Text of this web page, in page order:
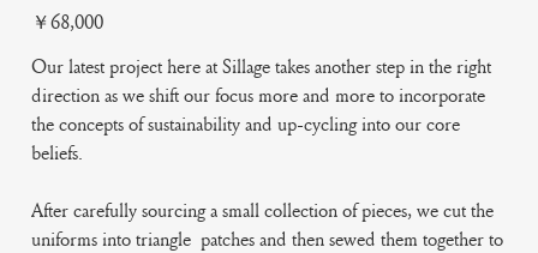
Price
￥68,000
Our latest project here at Sillage takes another step in the right
direction as we shift our focus more and more to incorporate
the concepts of sustainability and up-cycling into our core
beliefs.
After carefully sourcing a small collection of pieces, we cut the
uniforms into triangle patches and then sewed them together to